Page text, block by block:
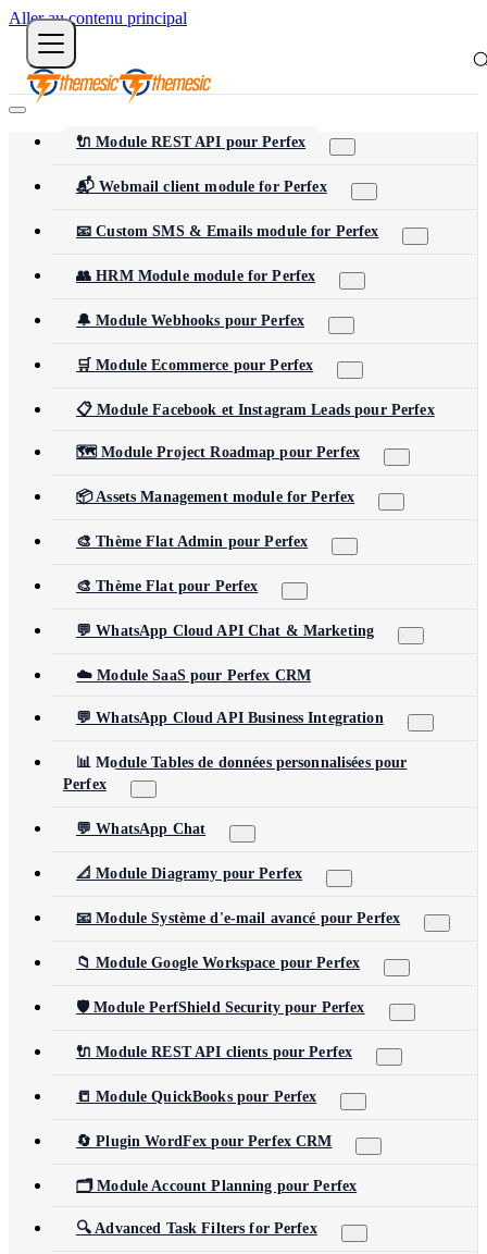
Aller au contenu principal
🔌 Module REST API pour Perfex
📬 Webmail client module for Perfex
📧 Custom SMS & Emails module for Perfex
👥 HRM Module module for Perfex
🔔 Module Webhooks pour Perfex
🛒 Module Ecommerce pour Perfex
📋 Module Facebook et Instagram Leads pour Perfex
🗺️ Module Project Roadmap pour Perfex
📦 Assets Management module for Perfex
🎨 Thème Flat Admin pour Perfex
🎨 Thème Flat pour Perfex
💬 WhatsApp Cloud API Chat & Marketing
☁️ Module SaaS pour Perfex CRM
💬 WhatsApp Cloud API Business Integration
📊 Module Tables de données personnalisées pour
Perfex
💬 WhatsApp Chat
📐 Module Diagramy pour Perfex
📧 Module Système d'e-mail avancé pour Perfex
📁 Module Google Workspace pour Perfex
🛡️ Module PerfShield Security pour Perfex
🔌 Module REST API clients pour Perfex
📒 Module QuickBooks pour Perfex
🔄 Plugin WordFex pour Perfex CRM
🗂️ Module Account Planning pour Perfex
🔍 Advanced Task Filters for Perfex